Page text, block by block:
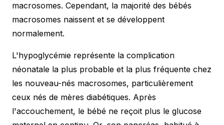
macrosomes. Cependant, la majorité des bébés
macrosomes naissent et se développent
normalement.
L'hypoglycémie représente la complication
néonatale la plus probable et la plus fréquente chez
les nouveau-nés macrosomes, particulièrement
ceux nés de mères diabétiques. Après
l'accouchement, le bébé ne reçoit plus le glucose